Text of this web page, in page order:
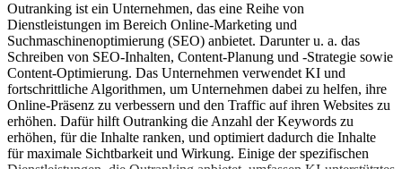
Outranking ist ein Unternehmen, das eine Reihe von
Dienstleistungen im Bereich Online-Marketing und
Suchmaschinenoptimierung (SEO) anbietet. Darunter u. a. das
Schreiben von SEO-Inhalten, Content-Planung und -Strategie sowie
Content-Optimierung. Das Unternehmen verwendet KI und
fortschrittliche Algorithmen, um Unternehmen dabei zu helfen, ihre
Online-Präsenz zu verbessern und den Traffic auf ihren Websites zu
erhöhen. Dafür hilft Outranking die Anzahl der Keywords zu
erhöhen, für die Inhalte ranken, und optimiert dadurch die Inhalte
für maximale Sichtbarkeit und Wirkung. Einige der spezifischen